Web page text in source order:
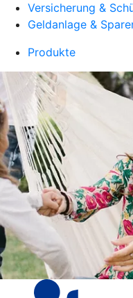
Versicherung &
Geldanlage &
Produkte